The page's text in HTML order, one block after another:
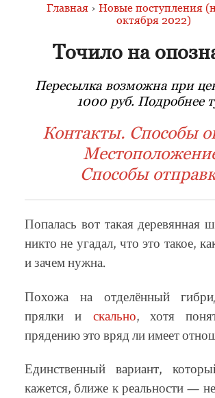
Главная › Новые поступления
октября 2022)
Точило на
Пересылка возможна при
1000 руб. Подробнее
Контакты. Способы
Способы
Попалась вот такая деревянная
никто не угадал, что это такое,
и зачем нужна.
Похожа на отделённый
прялки и скально, хотя
прядению это вряд ли имеет
Единственный вариант,
кажется, ближе к реальности —